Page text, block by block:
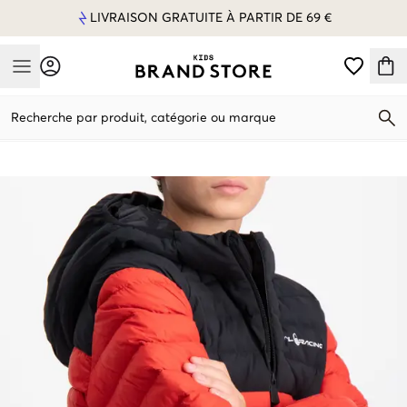
LIVRAISON GRATUITE À PARTIR DE 69 €
Mobile Menu
Recherche par produit, catégorie ou marque